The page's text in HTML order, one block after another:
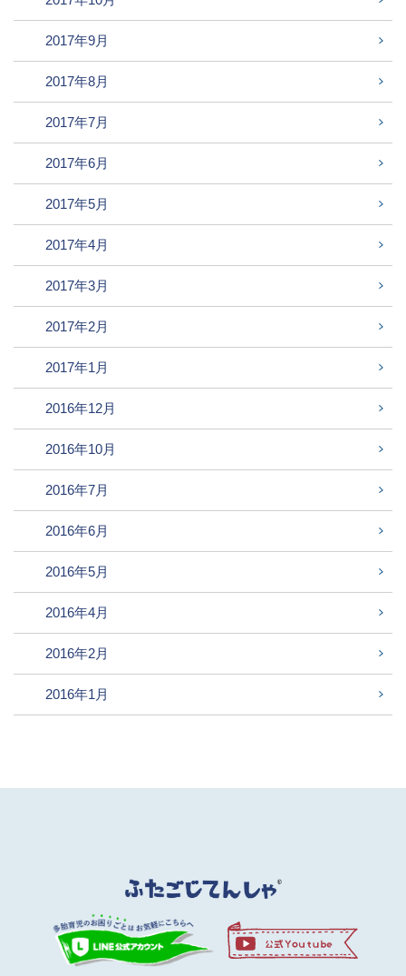
2017年9月
2017年8月
2017年7月
2017年6月
2017年5月
2017年4月
2017年3月
2017年2月
2017年1月
2016年12月
2016年10月
2016年7月
2016年6月
2016年5月
2016年4月
2016年2月
2016年1月